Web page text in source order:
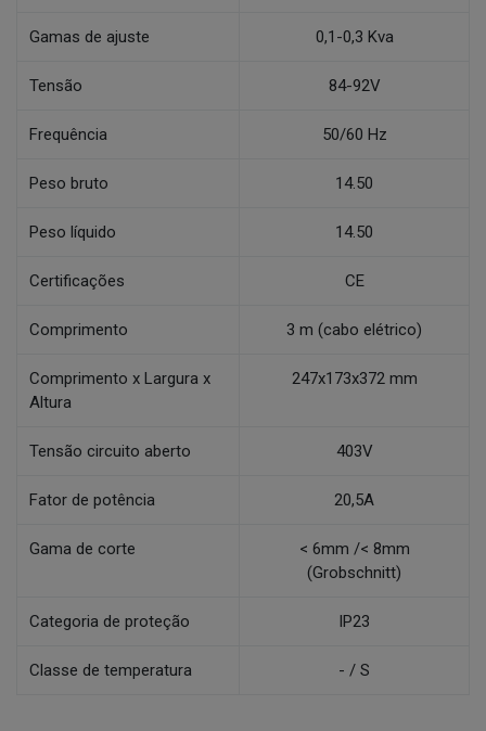
Gamas de ajuste 0,1-0,3 Kva
Tensão 84-92V
Frequência 50/60 Hz
Peso bruto 14.50
Peso líquido 14.50
Certificações CE
Comprimento 3 m (cabo elétrico)
Comprimento x Largura x
Altura
247x173x372 mm
Tensão circuito aberto 403V
Fator de potência 20,5A
Gama de corte
< 6mm /< 8mm
(Grobschnitt)
Categoria de proteção IP23
Classe de temperatura - / S